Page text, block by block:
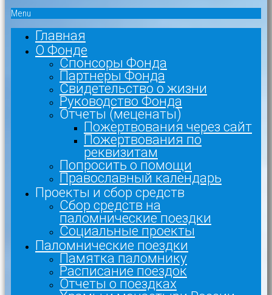
Menu
Главная
О Фонде
Спонсоры Фонда
Партнеры Фонда
Свидетельство о жизни
Руководство Фонда
Отчеты (меценаты)
Пожертвования через сайт
Пожертвования по
реквизитам
Попросить о помощи
Православный календарь
Проекты и сбор средств
Сбор средств на
паломнические поездки
Социальные проекты
Паломнические поездки
Памятка паломнику
Расписание поездок
Отчеты о поездках